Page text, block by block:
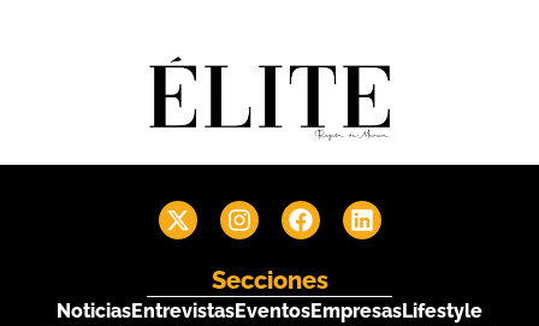
Secciones
NoticiasEntrevistasEventosEmpresasLifestyle